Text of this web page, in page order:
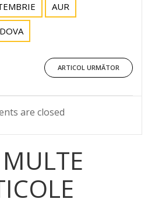
AUR
Post
navigation
ARTICOL URMĂTOR
are closed